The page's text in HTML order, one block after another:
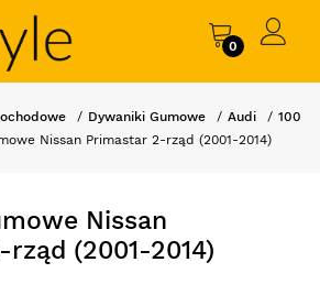
0
Dywaniki Gumowe Audi
100
Nissan Primastar 2-rząd (2001-2014)
Nissan
(2001-2014)